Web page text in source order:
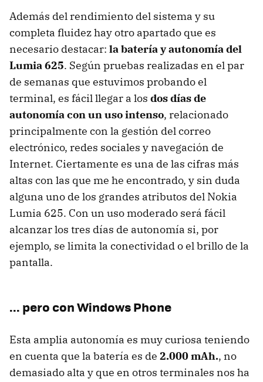
Además del rendimiento del sistema y su
completa fluidez hay otro apartado que es
necesario destacar: la batería y autonomía del
Lumia 625. Según pruebas realizadas en el par
de semanas que estuvimos probando el
terminal, es fácil llegar a los dos días de
autonomía con un uso intenso, relacionado
principalmente con la gestión del correo
electrónico, redes sociales y navegación de
Internet. Ciertamente es una de las cifras más
altas con las que me he encontrado, y sin duda
alguna uno de los grandes atributos del Nokia
Lumia 625. Con un uso moderado será fácil
alcanzar los tres días de autonomía si, por
ejemplo, se limita la conectividad o el brillo de la
pantalla.
... pero con Windows Phone
Esta amplia autonomía es muy curiosa teniendo
en cuenta que la batería es de 2.000 mAh., no
demasiado alta y que en otros terminales nos ha